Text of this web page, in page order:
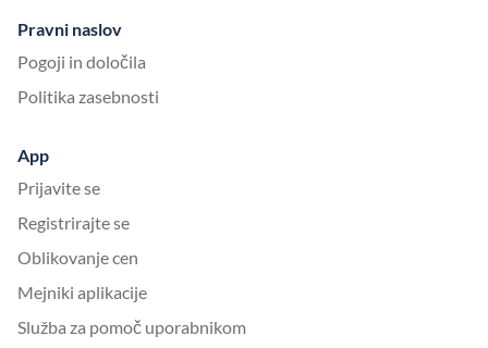
Pravni naslov
Pogoji in določila
Politika zasebnosti
App
Prijavite se
Registrirajte se
Oblikovanje cen
Mejniki aplikacije
Služba za pomoč uporabnikom